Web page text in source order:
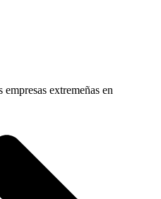
extremeñas en